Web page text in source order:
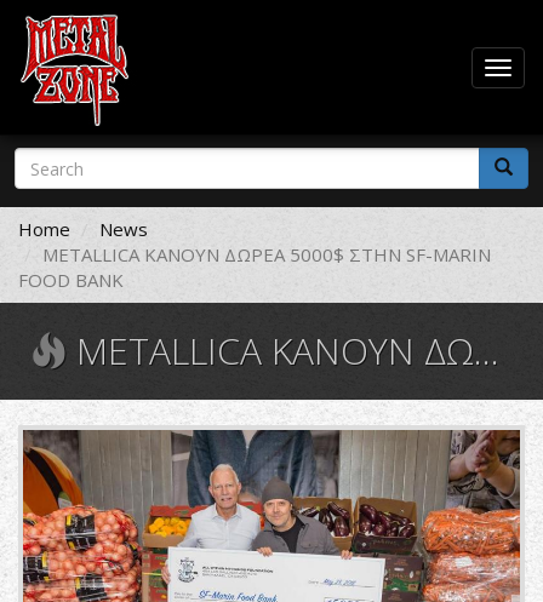
Skip
main
content
Search
form
Search
Home
News
METALLICA ΚAΝΟΥΝ ΔΩΡΕΑ 5000$ ΣΤΗΝ SF-MARIN
FOOD BANK
METALLICA ΚAΝΟΥΝ ΔΩΡΕΑ 5000$ ΣΤΗΝ SF-MARIN FOOD BANK